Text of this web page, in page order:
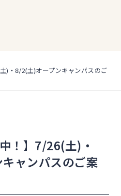
)・8/2(土)オープンキャンパスのご
！】7/26(土)・
ャンパスのご案